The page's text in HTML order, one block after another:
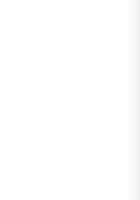
til koordinerende